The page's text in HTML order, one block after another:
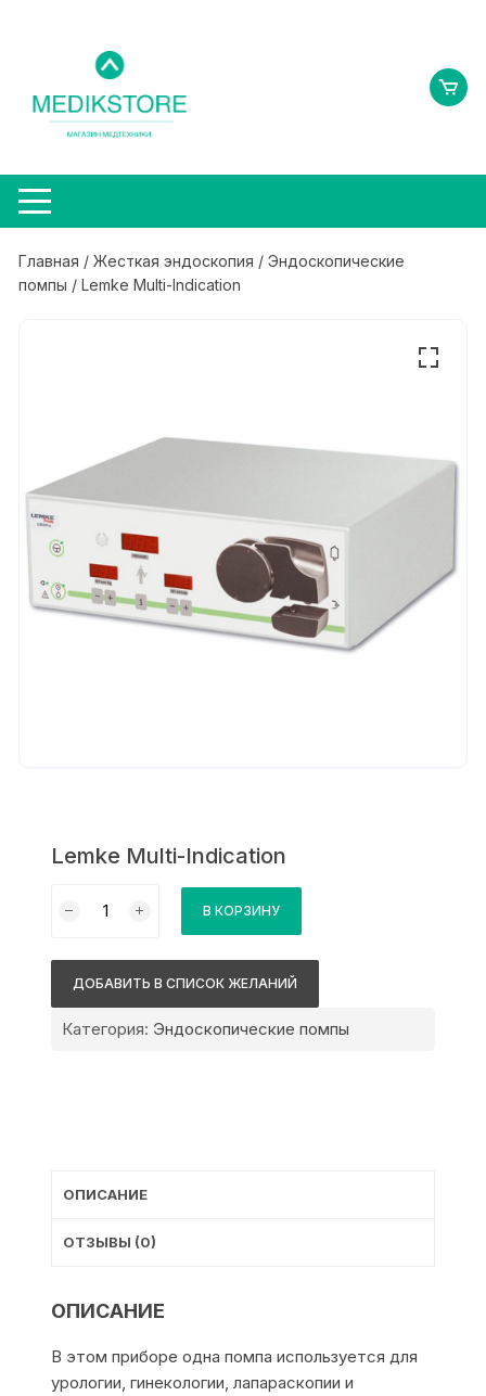
содержимому
Главная /Жесткая эндоскопия /Эндоскопические
помпы / Lemke Multi-Indication
Lemke Multi-Indication
товара
В КОРЗИНУ
ДОБАВИТЬ В СПИСОК ЖЕЛАНИЙ
Категория: Эндоскопические помпы
ОПИСАНИЕ
ОТЗЫВЫ (0)
ОПИСАНИЕ
В этом приборе одна помпа используется для
урологии, гинекологии, лапараскопии и